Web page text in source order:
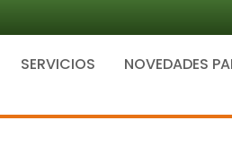
SERVICIOS NOVEDADES